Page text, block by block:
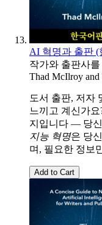
AI 혁명과 출판 (
작가와 출판사
Thad McIlroy and
도서 출판, 저자
느끼고 계신가
지입니다 — 당
지능 혁명은 당
며, 필요한 정보
Add to Cart